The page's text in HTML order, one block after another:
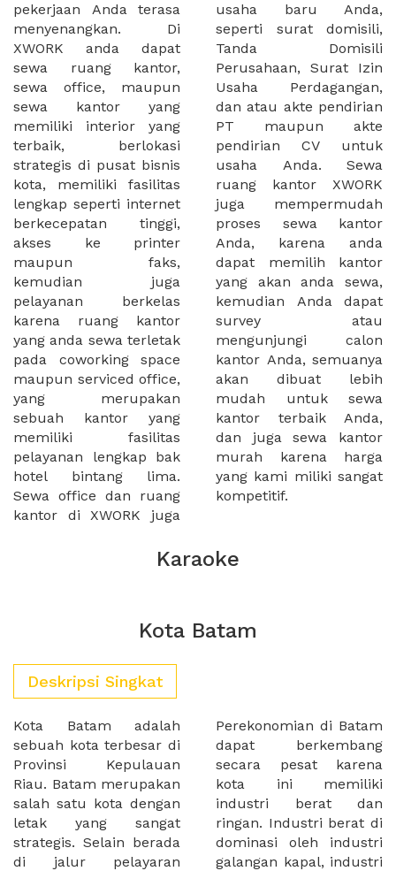
pekerjaan Anda terasa
menyenangkan. Di
XWORK anda dapat
sewa ruang kantor,
sewa office, maupun
sewa kantor yang
memiliki interior yang
terbaik, berlokasi
strategis di pusat bisnis
kota, memiliki fasilitas
lengkap seperti internet
berkecepatan tinggi,
akses ke printer
maupun faks,
kemudian juga
pelayanan berkelas
karena ruang kantor
yang anda sewa terletak
pada coworking space
maupun serviced office,
yang merupakan
sebuah kantor yang
memiliki fasilitas
pelayanan lengkap bak
hotel bintang lima.
Sewa office dan ruang
kantor di XWORK juga
usaha baru Anda,
seperti surat domisili,
Tanda Domisili
Perusahaan, Surat Izin
Usaha Perdagangan,
dan atau akte pendirian
PT maupun akte
pendirian CV untuk
usaha Anda. Sewa
ruang kantor XWORK
juga mempermudah
proses sewa kantor
Anda, karena anda
dapat memilih kantor
yang akan anda sewa,
kemudian Anda dapat
survey atau
mengunjungi calon
kantor Anda, semuanya
akan dibuat lebih
mudah untuk sewa
kantor terbaik Anda,
dan juga sewa kantor
murah karena harga
yang kami miliki sangat
kompetitif.
Karaoke
Kota Batam
Deskripsi Singkat
Kota Batam adalah
sebuah kota terbesar di
Provinsi Kepulauan
Riau. Batam merupakan
salah satu kota dengan
letak yang sangat
strategis. Selain berada
di jalur pelayaran
Perekonomian di Batam
dapat berkembang
secara pesat karena
kota ini memiliki
industri berat dan
ringan. Industri berat di
dominasi oleh industri
galangan kapal, industri